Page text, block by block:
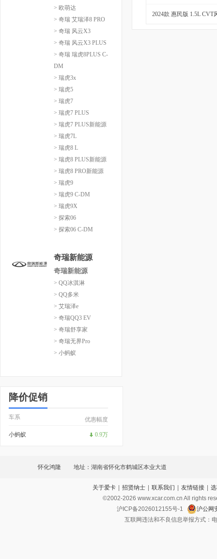
> 欧萌达
> 奇瑞 艾瑞泽8 PRO
> 奇瑞 风云X3
> 奇瑞 风云X3 PLUS
> 奇瑞 瑞虎8PLUS C-
DM
> 瑞虎3x
> 瑞虎5
> 瑞虎7
> 瑞虎7 PLUS
> 瑞虎7 PLUS新能源
> 瑞虎7L
> 瑞虎8 L
> 瑞虎8 PLUS新能源
> 瑞虎8 PRO新能源
> 瑞虎9
> 瑞虎9 C-DM
> 瑞虎9X
> 探索06
> 探索06 C-DM
奇瑞新能源
奇瑞新能源
> QQ冰淇淋
> QQ多米
> 艾瑞泽e
> 奇瑞QQ3 EV
> 奇瑞舒享家
> 奇瑞无界Pro
> 小蚂蚁
降价促销
车系 优惠幅度
小蚂蚁 0.9万
2024款 惠民版 1.5L CVT
怀化鸿隆 地址：湖南省怀化市鹤城区本业大道
关于爱卡 | 招贤纳士 | 联系我们 | 友情链接 |
©2002-2026 www.xcar.com.cn All rights
沪ICP备2026012155号-1
沪公网
互联网违法和不良信息举报方式：